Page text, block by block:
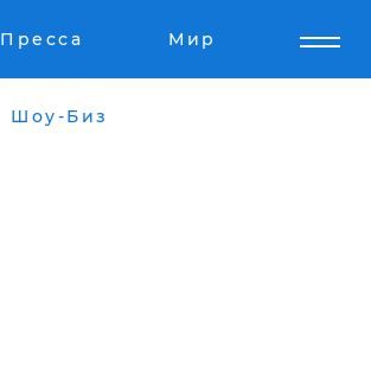
Пресса Мир
Шоу-Биз